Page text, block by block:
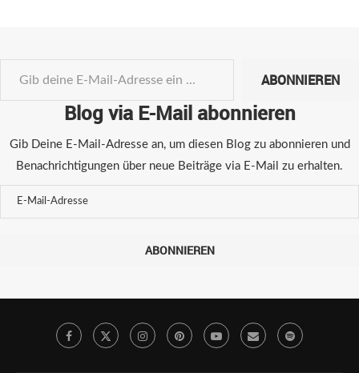
ABONNIEREN
Blog via E-Mail abonnieren
Gib Deine E-Mail-Adresse an, um diesen Blog zu abonnieren und
Benachrichtigungen über neue Beiträge via E-Mail zu erhalten.
ABONNIEREN